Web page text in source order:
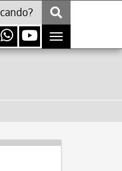
Toggle
navigation